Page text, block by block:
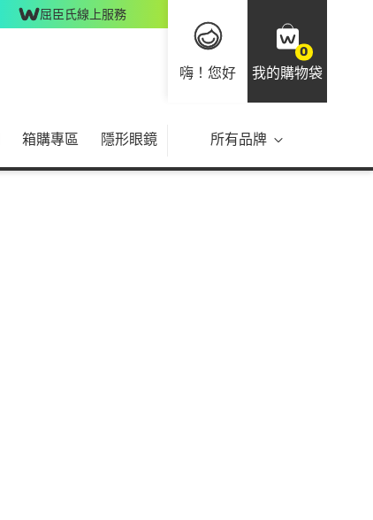
屈臣氏線上服務
嗨！您好
0
我的購物袋
箱購專區 隱形眼鏡 所有品牌